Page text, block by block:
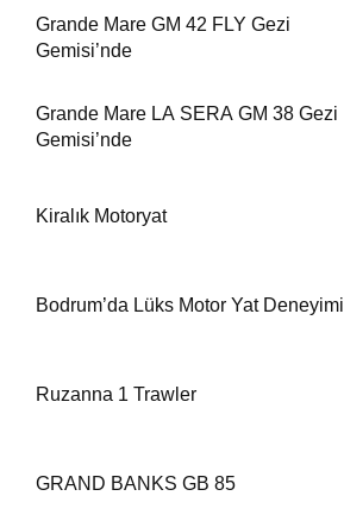
Grande Mare GM 42 FLY Gezi
Gemisi’nde
Grande Mare LA SERA GM 38 Gezi
Gemisi’nde
Kiralık Motoryat
Bodrum’da Lüks Motor Yat Deneyimi
Ruzanna 1 Trawler
GRAND BANKS GB 85